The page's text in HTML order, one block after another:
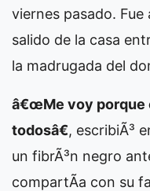
viernes pasado. Fue
salido de la casa
la madrugada del
â€œMe voy porque
todosâ€, escribiÃ³
un fibrÃ³n negro
compartÃ­a con su